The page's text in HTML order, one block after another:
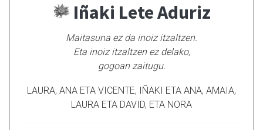
Iñaki Lete Aduriz
Maitasuna ez da inoiz itzaltzen.
Eta inoiz itzaltzen ez delako,
gogoan zaitugu.
LAURA, ANA ETA VICENTE, IÑAKI ETA ANA, AMAIA,
LAURA ETA DAVID, ETA NORA